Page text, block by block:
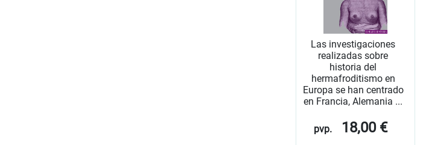
Las investigaciones
realizadas sobre
historia del
hermafroditismo en
Europa se han centrado
en Francia, Alemania ...
pvp. 18,00 €